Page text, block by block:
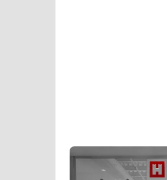
Сушильные машины
Телевизоры